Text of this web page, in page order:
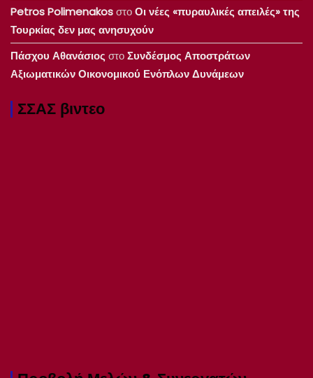
Petros PolimenakosστοΟι νέες «πυραυλικές απειλές» της
Τουρκίας δεν μας ανησυχούν
Πάσχου Αθανάσιος στοΣυνδέσμος Αποστράτων
Αξιωματικών Οικονομικού Ενόπλων Δυνάμεων
ΣΣΑΣ βιντεο